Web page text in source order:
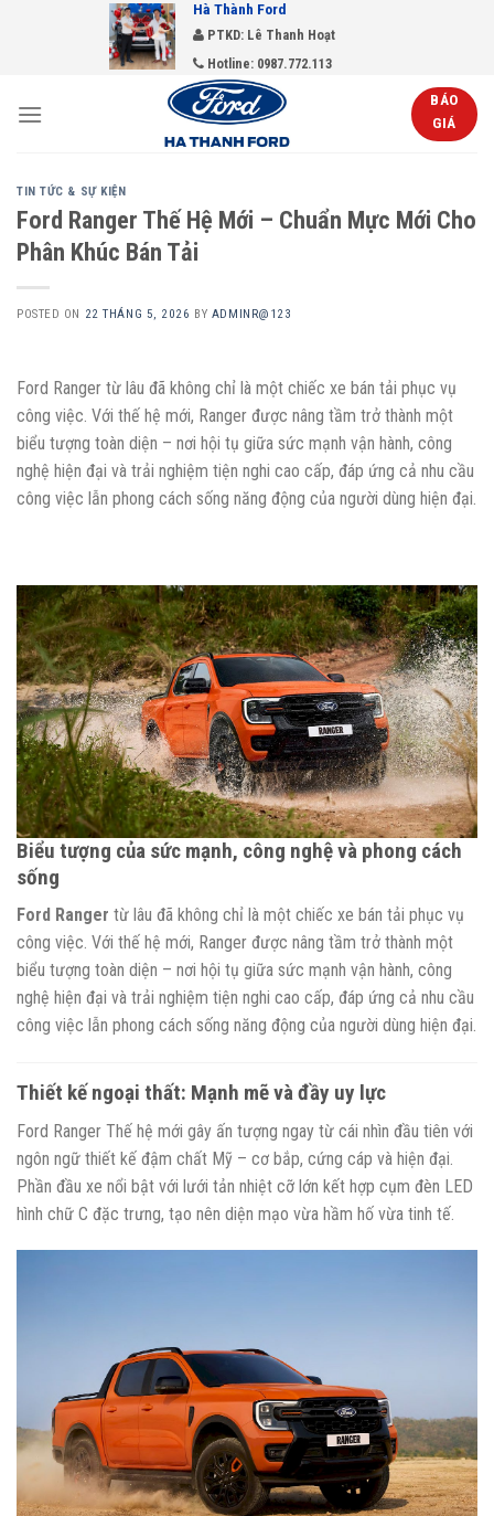
Hà Thành Ford
PTKD: Lê Thanh Hoạt
Hotline: 0987.772.113
BÁO
GIÁ
TIN TỨC & SỰ KIỆN
Ford Ranger Thế Hệ Mới – Chuẩn Mực Mới Cho
Phân Khúc Bán Tải
POSTED ON 22 THÁNG 5, 2026 BY ADMINR@123
Ford Ranger từ lâu đã không chỉ là một chiếc xe bán tải phục vụ
công việc. Với thế hệ mới, Ranger được nâng tầm trở thành một
biểu tượng toàn diện – nơi hội tụ giữa sức mạnh vận hành, công
nghệ hiện đại và trải nghiệm tiện nghi cao cấp, đáp ứng cả nhu cầu
công việc lẫn phong cách sống năng động của người dùng hiện đại.
Biểu tượng của sức mạnh, công nghệ và phong cách
sống
Ford Ranger từ lâu đã không chỉ là một chiếc xe bán tải phục vụ
công việc. Với thế hệ mới, Ranger được nâng tầm trở thành một
biểu tượng toàn diện – nơi hội tụ giữa sức mạnh vận hành, công
nghệ hiện đại và trải nghiệm tiện nghi cao cấp, đáp ứng cả nhu cầu
công việc lẫn phong cách sống năng động của người dùng hiện đại.
Thiết kế ngoại thất: Mạnh mẽ và đầy uy lực
Ford Ranger Thế hệ mới gây ấn tượng ngay từ cái nhìn đầu tiên với
ngôn ngữ thiết kế đậm chất Mỹ – cơ bắp, cứng cáp và hiện đại.
Phần đầu xe nổi bật với lưới tản nhiệt cỡ lớn kết hợp cụm đèn LED
hình chữ C đặc trưng, tạo nên diện mạo vừa hầm hố vừa tinh tế.